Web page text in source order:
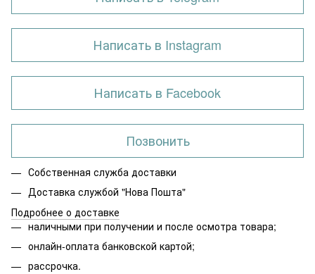
Написать в Instagram
Написать в Facebook
Позвонить
Собственная служба доставки
Доставка службой "Нова Пошта"
Подробнее о доставке
наличными при получении и после осмотра товара;
онлайн-оплата банковской картой;
рассрочка.